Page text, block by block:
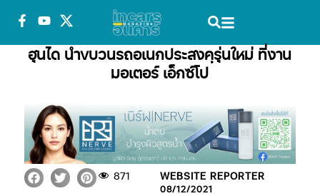
ฮุนได นำขบวนรถอเนกประสงคฺรุ่นใหม่ ที่งาน
มอเตอร์ เอ็กซ์โป
WEBSITE REPORTER
08/12/2021
871